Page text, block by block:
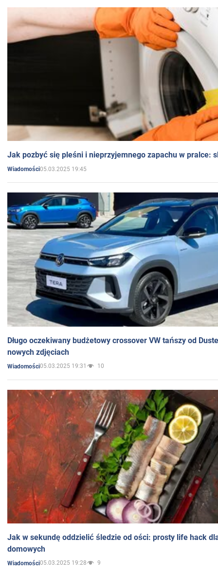
Jak pozbyć się pleśni i nieprzyjemnego zapachu w pralce:
Wiadomości05.03.2025 19:45
Długo oczekiwany budżetowy crossover VW tańszy od
nowych zdjęciach
Wiadomości05.03.2025 19:31 10
Jak w sekundę oddzielić śledzie od ości: prosty life hack
domowych
Wiadomości05.03.2025 19:28 9